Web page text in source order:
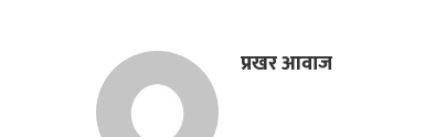
प्रखर आवाज